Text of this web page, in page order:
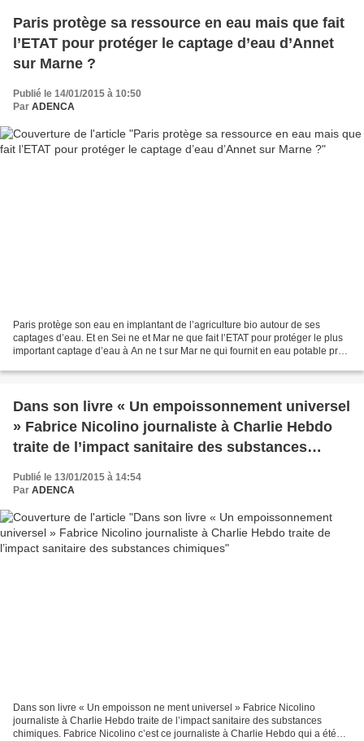
Paris protège sa ressource en eau mais que fait
l’ETAT pour protéger le captage d’eau d’Annet
sur Marne ?
Publié le 14/01/2015 à 10:50
Par ADENCA
Paris protège son eau en implantant de l’agriculture bio autour de ses
captages d’eau. Et en Sei ne et Mar ne que fait l’ETAT pour protéger le plus
important captage d’eau à An ne t sur Mar ne qui fournit en eau potable près
Dans son livre « Un empoissonnement universel
» Fabrice Nicolino journaliste à Charlie Hebdo
traite de l’impact sanitaire des substances
Publié le 13/01/2015 à 14:54
Par ADENCA
Dans son livre « Un empoisson ne ment universel » Fabrice Nicolino
journaliste à Charlie Hebdo traite de l’impact sanitaire des substances
chimiques. Fabrice Nicolino c’est ce journaliste à Charlie Hebdo qui a été